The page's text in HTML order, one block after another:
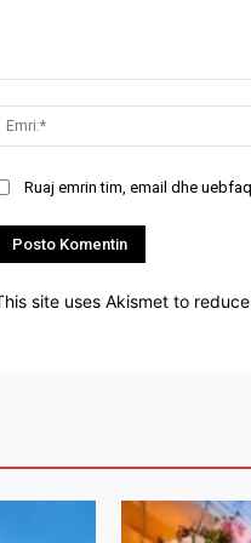
Ruaj emrin tim, email dhe
site uses Akismet to